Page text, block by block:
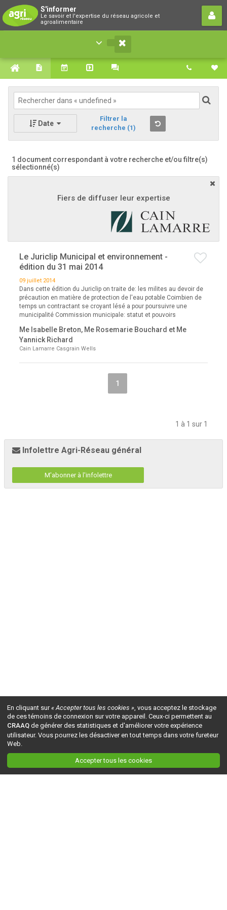
S'informer
Le savoir et l'expertise du réseau agricole et
agroalimentaire
Le savoir et l'expertise du réseau agricole et
agroalimentaire
Date
Filtrer la
recherche (1)
1 document correspondant à votre recherche et/ou filtre(s)
sélectionné(s)
Fiers de diffuser leur expertise
Le Juriclip Municipal et environnement -
édition du 31 mai 2014
09 juillet 2014
Dans cette édition du Juriclip on traite de: les milites au devoir de
précaution en matière de protection de l'eau potable Coimbien de
temps un contractant se croyant lésé a pour poursuivre une
municipalité Commission municipale: statut et pouvoirs
Me Isabelle Breton, Me Rosemarie Bouchard et Me
Yannick Richard
Cain Lamarre Casgrain Wells
1
1 à 1 sur 1
Infolettre Agri-Réseau général
M'abonner à l'infolettre
En cliquant sur« Accepter tous les cookies », vous acceptez le stockage
de ces témoins de connexion sur votre appareil. Ceux-ci permettent au
CRAAQ de générer des statistiques et d'améliorer votre expérience
utilisateur. Vous pourrez les désactiver en tout temps dans votre fureteur
Web.
Accepter tous les cookies